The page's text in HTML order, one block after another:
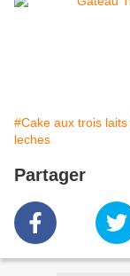
#Cake aux trois laits
leches
Partager